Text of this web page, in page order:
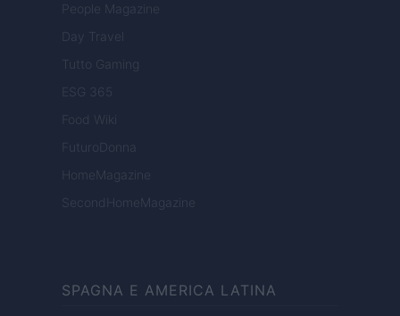
People Magazine
Day Travel
Tutto Gaming
ESG 365
Food Wiki
FuturoDonna
HomeMagazine
SecondHomeMagazine
SPAGNA E AMERICA LATINA